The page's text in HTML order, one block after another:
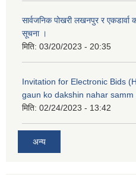
सार्वजनिक पोखरी लखनपुर र एकडार्वा
सूचना ।
मिति: 03/20/2023 - 20:35
Invitation for Electronic Bids
gaun ko dakshin nahar
मिति: 02/24/2023 - 13:42
अन्य